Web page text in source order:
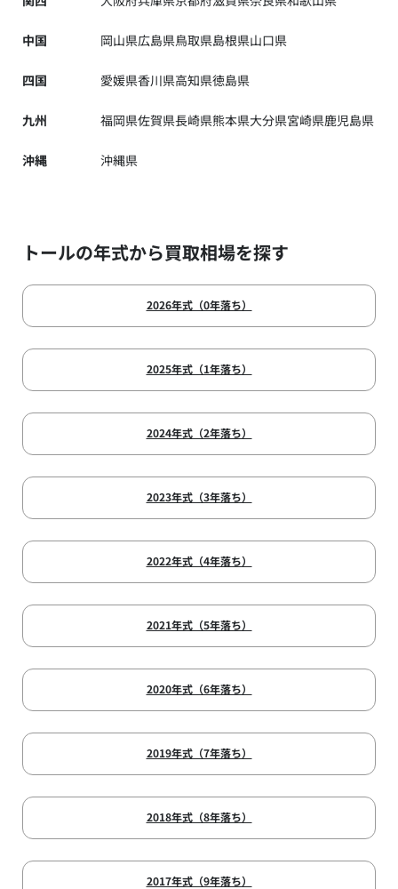
中国 岡山県広島県鳥取県島根県山口県
四国 愛媛県香川県高知県徳島県
九州 福岡県佐賀県長崎県熊本県大分県宮崎県鹿児島県
沖縄 沖縄県
トールの年式から買取相場を探す
2026年式（0年落ち）
2025年式（1年落ち）
2024年式（2年落ち）
2023年式（3年落ち）
2022年式（4年落ち）
2021年式（5年落ち）
2020年式（6年落ち）
2019年式（7年落ち）
2018年式（8年落ち）
2017年式（9年落ち）